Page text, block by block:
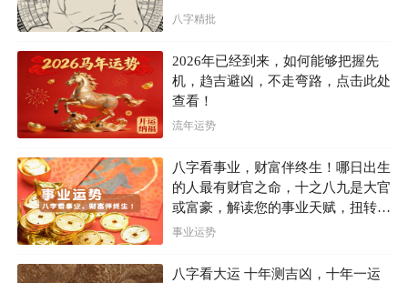
处的机会。他们会把你从他们的生活中剥离出去，让你们
5. 失去信任与尊重
天秤座是一个非常珍视信任和尊重的星座。他们会尊
然而，当他们不喜欢一个人时，这种信任和尊重就会荡然
无存。你会发现他们开始对你产生怀疑和不信任，甚至会
对你的言行进行指责和批评。他们不再尊重你的观点和选
择，而是试图改变你，让你变得符合他们的期望。
八字精批
2026年已经到来，如何能够把握先
机，趋吉避凶，不走弯路，点击此处
查看！
流年运势
八字看事业，财富伴终生！哪日出生
的人最有财官之命，十之八九是大官
或富豪，解读您的事业天赋，扭转当
下不利困局！！
事业运势
八字看大运 十年测吉凶，十年一运